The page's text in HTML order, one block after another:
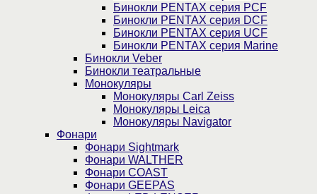
Бинокли PENTAX серия PCF
Бинокли PENTAX серия DCF
Бинокли PENTAX серия UCF
Бинокли PENTAX серия Marine
Бинокли Veber
Бинокли театральные
Монокуляры
Монокуляры Carl Zeiss
Монокуляры Leica
Монокуляры Navigator
Фонари
Фонари Sightmark
Фонари WALTHER
Фонари COAST
Фонари GEEPAS